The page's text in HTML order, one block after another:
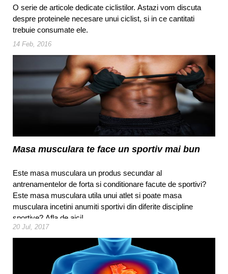
O serie de articole dedicate ciclistilor. Astazi vom discuta
despre proteinele necesare unui ciclist, si in ce cantitati
trebuie consumate ele.
14 Feb, 2016
Masa musculara te face un sportiv mai bun
Este masa musculara un produs secundar al
antrenamentelor de forta si conditionare facute de sportivi?
Este masa musculara utila unui atlet si poate masa
musculara incetini anumiti sportivi din diferite discipline
sportive? Afla de aici!
20 Jul, 2017